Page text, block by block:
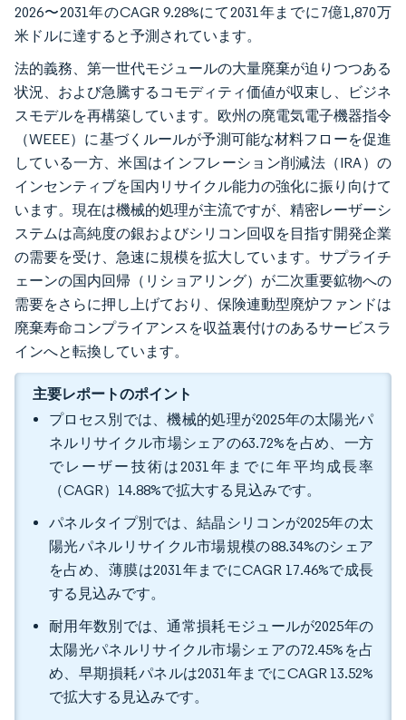
2026〜2031年のCAGR 9.28%にて2031年までに7億1,870万
米ドルに達すると予測されています。
法的義務、第一世代モジュールの大量廃棄が迫りつつある
状況、および急騰するコモディティ価値が収束し、ビジネ
スモデルを再構築しています。欧州の廃電気電子機器指令
（WEEE）に基づくルールが予測可能な材料フローを促進
している一方、米国はインフレーション削減法（IRA）の
インセンティブを国内リサイクル能力の強化に振り向けて
います。現在は機械的処理が主流ですが、精密レーザーシ
ステムは高純度の銀およびシリコン回収を目指す開発企業
の需要を受け、急速に規模を拡大しています。サプライチ
ェーンの国内回帰（リショアリング）が二次重要鉱物への
需要をさらに押し上げており、保険連動型廃炉ファンドは
廃棄寿命コンプライアンスを収益裏付けのあるサービスラ
インへと転換しています。
主要レポートのポイント
プロセス別では、機械的処理が2025年の太陽光パ
ネルリサイクル市場シェアの63.72%を占め、一方
でレーザー技術は2031年までに年平均成長率
（CAGR）14.88%で拡大する見込みです。
パネルタイプ別では、結晶シリコンが2025年の太
陽光パネルリサイクル市場規模の88.34%のシェア
を占め、薄膜は2031年までにCAGR 17.46%で成長
する見込みです。
耐用年数別では、通常損耗モジュールが2025年の
太陽光パネルリサイクル市場シェアの72.45%を占
め、早期損耗パネルは2031年までにCAGR 13.52%
で拡大する見込みです。